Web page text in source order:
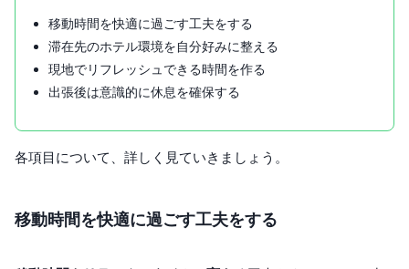
移動時間を快適に過ごす工夫をする
滞在先のホテル環境を自分好みに整える
現地でリフレッシュできる時間を作る
出張後は意識的に休息を確保する
各項目について、詳しく見ていきましょう。
移動時間を快適に過ごす工夫をする